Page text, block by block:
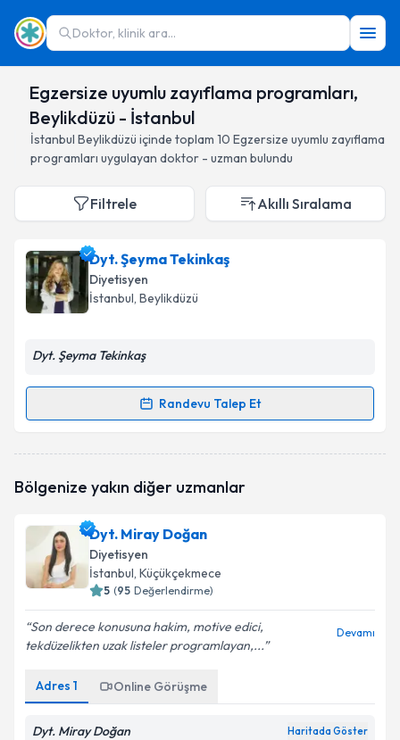
Doktor, klinik ara...
Egzersize uyumlu zayıflama programları,
Beylikdüzü - İstanbul
İstanbul Beylikdüzü içinde toplam 10 Egzersize uyumlu zayıflama
programları uygulayan doktor - uzman bulundu
Filtrele Akıllı Sıralama
Dyt. Şeyma Tekinkaş
Diyetisyen
İstanbul, Beylikdüzü
Dyt. Şeyma Tekinkaş
Randevu Talep Et
Randevu Takvimi Talebi
oluşturun. Size bu uzmandan randevu almanız için bir
E-posta Adresiniz
Kişisel verilerimin işlenmesine ilişkin
Aydınlatma
Metni'ni okudum ve kişisel verilerimin belirtilen
Takvim Talebini Gönder
Bölgenize yakın diğer uzmanlar
Dyt. Miray Doğan
Diyetisyen
İstanbul, Küçükçekmece
5 (95 Değerlendirme)
Son derece konusuna hakim, motive edici,
tekdüzelikten uzak listeler programlayan,...
Devamı
Adres 1 Online Görüşme
Dyt. Miray Doğan Haritada Göster